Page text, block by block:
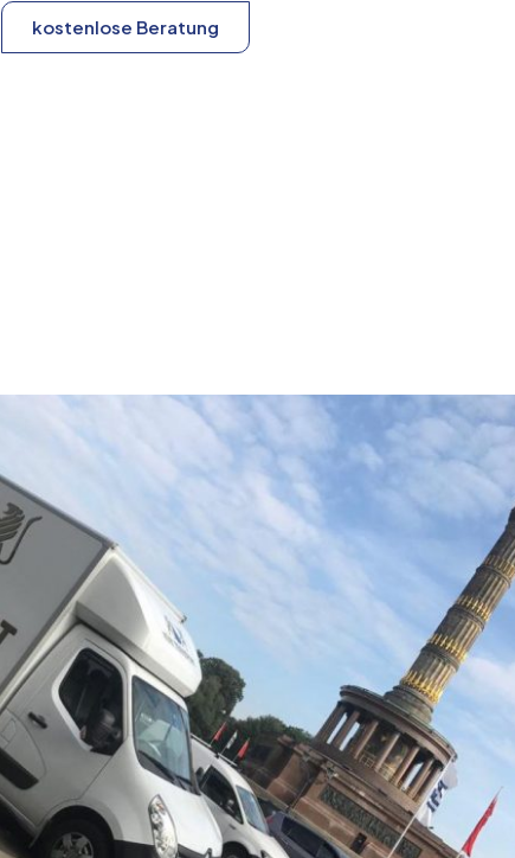
kostenlose Beratung